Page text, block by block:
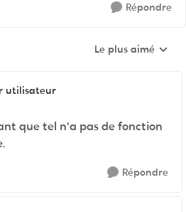
Répondre
Réponses triées
Le plus aimé
utilisateur
que tel n'a pas de fonction
Répondre